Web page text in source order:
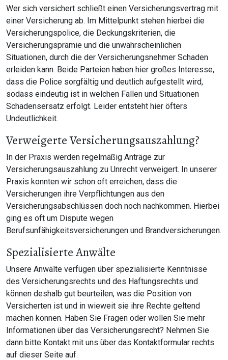
Wer sich versichert schließt einen Versicherungsvertrag mit
einer Versicherung ab. Im Mittelpunkt stehen hierbei die
Versicherungspolice, die Deckungskriterien, die
Versicherungsprämie und die unwahrscheinlichen
Situationen, durch die der Versicherungsnehmer Schaden
erleiden kann. Beide Parteien haben hier großes Interesse,
dass die Police sorgfältig und deutlich aufgestellt wird,
sodass eindeutig ist in welchen Fällen und Situationen
Schadensersatz erfolgt. Leider entsteht hier öfters
Undeutlichkeit.
Verweigerte Versicherungsauszahlung?
In der Praxis werden regelmäßig Anträge zur
Versicherungsauszahlung zu Unrecht verweigert. In unserer
Praxis konnten wir schon oft erreichen, dass die
Versicherungen ihre Verpflichtungen aus den
Versicherungsabschlüssen doch noch nachkommen. Hierbei
ging es oft um Dispute wegen
Berufsunfähigkeitsversicherungen und Brandversicherungen.
Spezialisierte Anwälte
Unsere Anwälte verfügen über spezialisierte Kenntnisse
des Versicherungsrechts und des Haftungsrechts und
können deshalb gut beurteilen, was die Position von
Versicherten ist und in wieweit sie ihre Rechte geltend
machen können. Haben Sie Fragen oder wollen Sie mehr
Informationen über das Versicherungsrecht? Nehmen Sie
dann bitte Kontakt mit uns über das Kontaktformular rechts
auf dieser Seite auf.